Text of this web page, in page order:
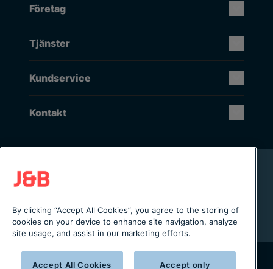
Företag
Tjänster
Kundservice
Kontakt
Rikstäckande installation & service
Lager i Sverige
Från projektering till installation
By clicking “Accept All Cookies”, you agree to the storing of
cookies on your device to enhance site navigation, analyze
site usage, and assist in our marketing efforts.
Accept All Cookies Accept only